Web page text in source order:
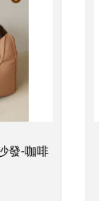
發-咖啡